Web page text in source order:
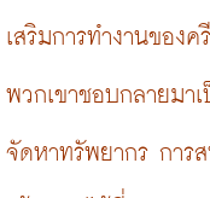
เสริมการทำงานของ
พวกเขาชอบกลายมา
จัดหาทรัพยากร การ